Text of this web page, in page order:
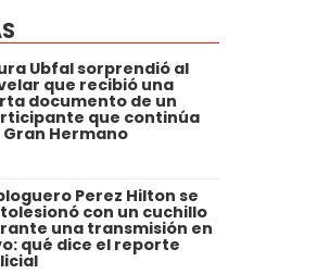
Ubfal sorprendió al
que recibió una
documento de un
que continúa
Gran Hermano
Perez Hilton se
con un cuchillo
una transmisión en
qué dice el reporte